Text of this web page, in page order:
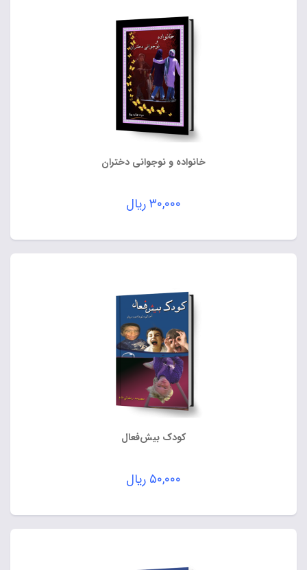
خانواده و نوجوانی دختران
۳۰,۰۰۰ریال
کودک بیش‌فعال
۵۰,۰۰۰ ریال